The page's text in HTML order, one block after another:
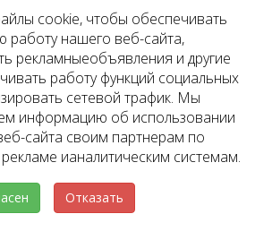
АП
с потенциальным АП
на этапе строительства
АП
hello@inv.estate
д. №74Б
cookie, чтобы обеспечивать
работу нашего веб-сайта,
рекламныеобъявления и другие
работу функций социальных
сетевой трафик. Мы
информацию об использовании
сайта своим партнерам по
ианалитическим системам.
Отказать